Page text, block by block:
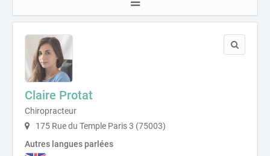
Claire Protat
Chiropracteur
175 Rue du Temple Paris 3 (75003)
Autres langues parlées